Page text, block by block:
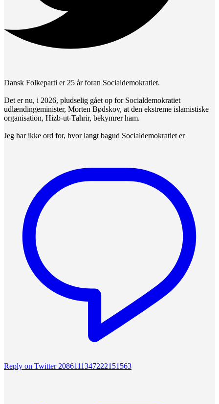
Dansk Folkeparti er 25 år foran Socialdemokratiet.
Det er nu, i 2026, pludselig gået op for Socialdemokratiet
udlændingeminister, Morten Bødskov, at den ekstreme islamistiske
organisation, Hizb-ut-Tahrir, bekymrer ham.
Jeg har ikke ord for, hvor langt bagud Socialdemokratiet er
Reply on Twitter 2086111347222151563